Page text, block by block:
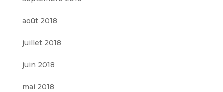
août 2018
juillet 2018
juin 2018
mai 2018